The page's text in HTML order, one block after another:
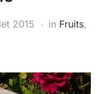
2015 in Fruits,